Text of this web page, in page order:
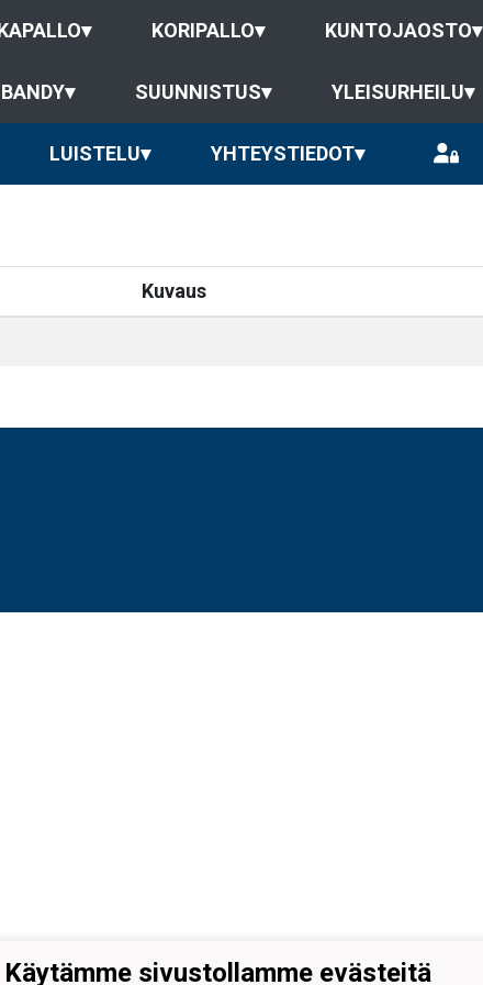
▾ KORIPALLO▾ KUNTOJAOSTO▾
▾ SUUNNISTUS▾ YLEISURHEILU▾
LUISTELU▾ YHTEYSTIEDOT▾
Kuvaus
Käytämme sivustollamme evästeitä